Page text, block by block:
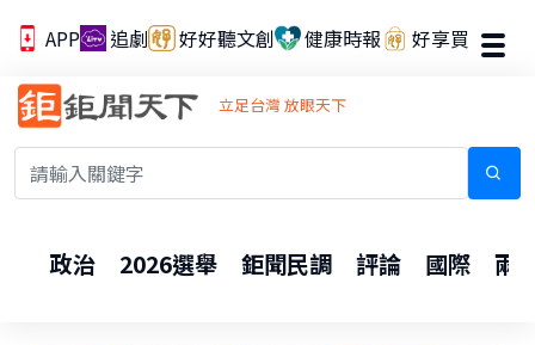
APP 追劇 好好聽文創 健康時報 好享買
立足台灣 放眼天下
政治 2026選舉 鉅聞民調 評論 國際 兩